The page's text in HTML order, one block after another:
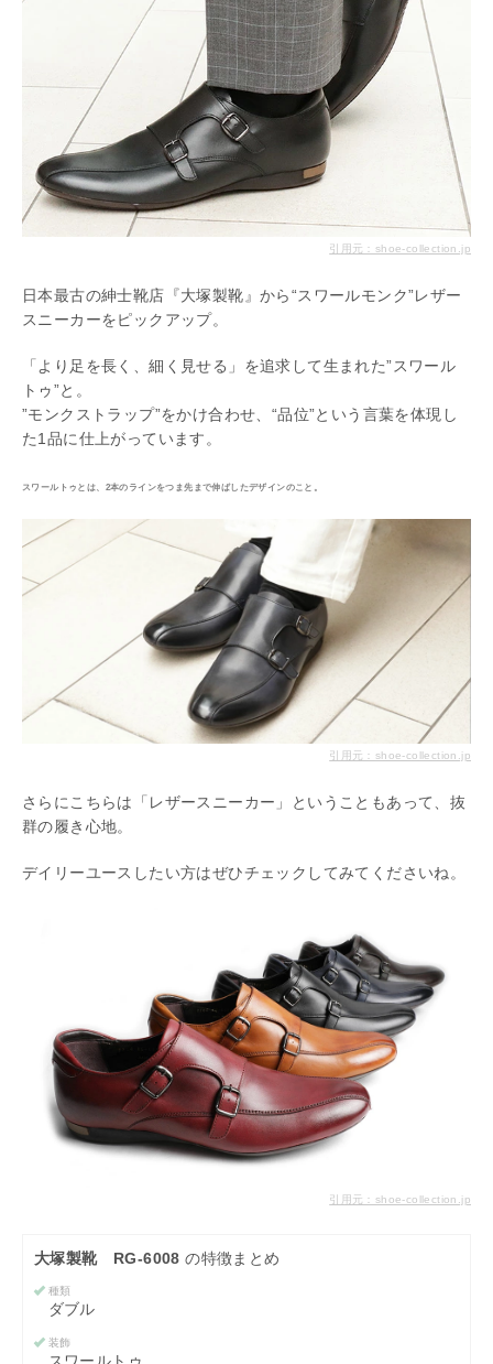
引用元：shoe-collection.jp
日本最古の紳士靴店『大塚製靴』から“スワールモンク”レザー
スニーカーをピックアップ。
「より足を長く、細く見せる」を追求して生まれた”スワール
トゥ”と。
”モンクストラップ”をかけ合わせ、“品位”という言葉を体現し
た1品に仕上がっています。
スワールトゥとは、2本のラインをつま先まで伸ばしたデザインのこと。
引用元：shoe-collection.jp
さらにこちらは「レザースニーカー」ということもあって、抜
群の履き心地。
デイリーユースしたい方はぜひチェックしてみてくださいね。
引用元：shoe-collection.jp
大塚製靴 RG-6008の特徴まとめ
種類
ダブル
装飾
スワールトゥ